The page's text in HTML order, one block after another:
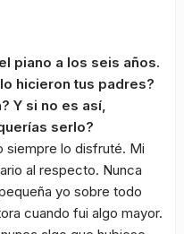
piano a los seis años.
hicieron tus padres?
Y si no es así,
serlo?
siempre lo disfruté. Mi
al respecto. Nunca
yo sobre todo
cuando fui algo mayor.